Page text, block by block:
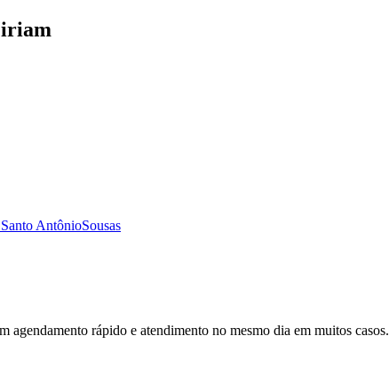
AntônioSousas
rápido e atendimento no mesmo dia em muitos casos.